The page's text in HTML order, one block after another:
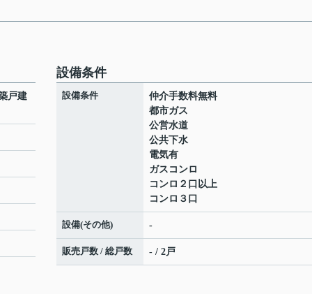
戸建
設備条件
設備条件
仲介手数料無料
都市ガス
公営水道
公共下水
電気有
ガスコンロ
コンロ２口以上
コンロ３口
設備(その他) -
販売戸数 / 総戸数 - / 2戸